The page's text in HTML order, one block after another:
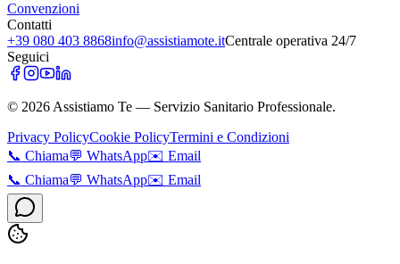
Convenzioni
Contatti
+39 080 403 8868info@assistiamote.itCentrale operativa 24/7
Seguici
© 2026 Assistiamo Te — Servizio Sanitario Professionale.
Privacy PolicyCookie PolicyTermini e Condizioni
📞 Chiama💬 WhatsApp✉️ Email
📞 Chiama💬 WhatsApp✉️ Email